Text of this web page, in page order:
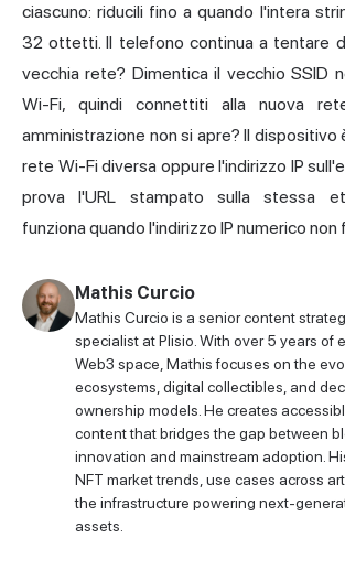
ciascuno: riducili fino a quando l'intera
32 ottetti. Il telefono continua a tentare
vecchia rete? Dimentica il vecchio SSID
Wi-Fi, quindi connettiti alla nuova
amministrazione non si apre? Il dispositivo
rete Wi-Fi diversa oppure l'indirizzo IP
prova l'URL stampato sulla stessa
funziona quando l'indirizzo IP numerico non
Mathis Curcio
Mathis Curcio is a senior content
specialist at Plisio. With over 5 years of
Web3 space, Mathis focuses on the
ecosystems, digital collectibles, and
ownership models. He creates
content that bridges the gap between
innovation and mainstream adoption.
NFT market trends, use cases across
the infrastructure powering next-
assets.